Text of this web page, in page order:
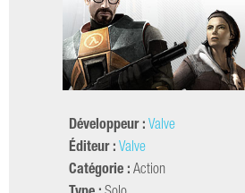
Développeur : Valve
Éditeur : Valve
Catégorie : Action